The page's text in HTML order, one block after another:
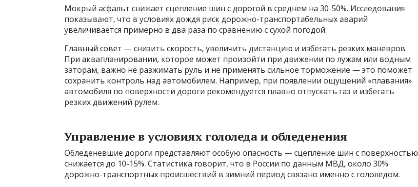
Мокрый асфальт снижает сцепление шин с дорогой в среднем на 30-50%. Исследования
показывают, что в условиях дождя риск дорожно-транспортабельных аварий
увеличивается примерно в два раза по сравнению с сухой погодой.
Главный совет — снизить скорость, увеличить дистанцию и избегать резких маневров.
При аквапланировании, которое может произойти при движении по лужам или водным
заторам, важно не разжимать руль и не применять сильное торможение — это поможет
сохранить контроль над автомобилем. Например, при появлении ощущений «плавания»
автомобиля по поверхности дороги рекомендуется плавно отпускать газ и избегать
резких движений рулем.
Управление в условиях гололеда и обледенения
Обледеневшие дороги представляют особую опасность — сцепление шин с поверхностью
снижается до 10-15%. Статистика говорит, что в России по данным МВД, около 30%
дорожно-транспортных происшествий в зимний период связано именно с гололедом.